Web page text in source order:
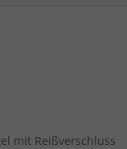
mit Reißverschluss